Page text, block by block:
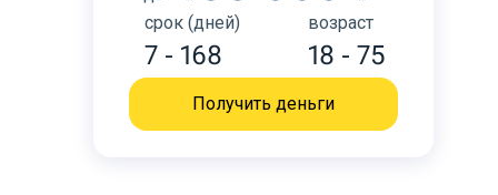
срок (дней)
7 - 168
возраст
18 - 75
Получить деньги